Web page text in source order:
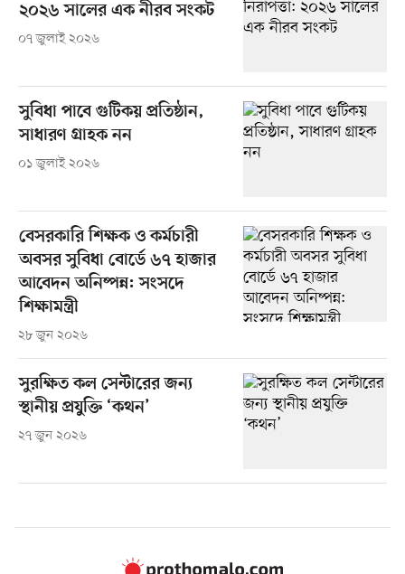
২০২৬ সালের এক নীরব সংকট
০৭ জুলাই ২০২৬
সুবিধা পাবে গুটিকয় প্রতিষ্ঠান,
সাধারণ গ্রাহক নন
০১ জুলাই ২০২৬
বেসরকারি শিক্ষক ও কর্মচারী
অবসর সুবিধা বোর্ডে ৬৭ হাজার
আবেদন অনিষ্পন্ন: সংসদে
শিক্ষামন্ত্রী
২৮ জুন ২০২৬
সুরক্ষিত কল সেন্টারের জন্য
স্থানীয় প্রযুক্তি ‘কথন’
২৭ জুন ২০২৬